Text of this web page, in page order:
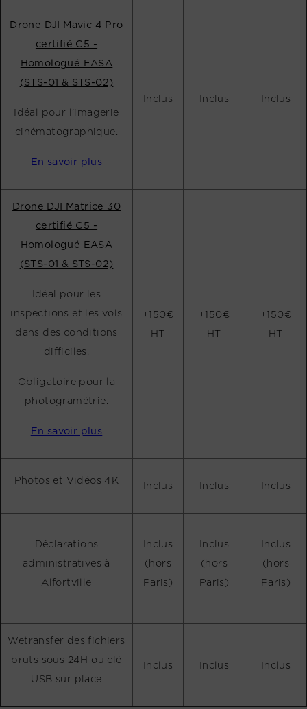
Drone DJI Mavic 4 Pro
certifié C5 -
Homologué EASA
(STS-01 & STS-02)
Idéal pour l’imagerie
cinématographique.
En savoir plus
Inclus Inclus Inclus
Drone DJI Matrice 30
certifié C5 -
Homologué EASA
(STS-01 & STS-02)
Idéal pour les
inspections et les vols
dans des conditions
difficiles.
Obligatoire pour la
photogramétrie.
En savoir plus
+150€
HT
+150€
HT
+150€
HT
Photos et Vidéos 4K Inclus Inclus Inclus
Déclarations
administratives à
Alfortville
Inclus
(hors
Paris)
Inclus
(hors
Paris)
Inclus
(hors
Paris)
Wetransfer des fichiers
bruts sous 24H ou clé
USB sur place
Inclus Inclus Inclus